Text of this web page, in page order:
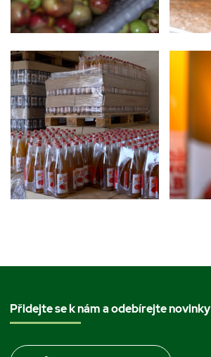
Přidejte se k nám a odebírejte novinky